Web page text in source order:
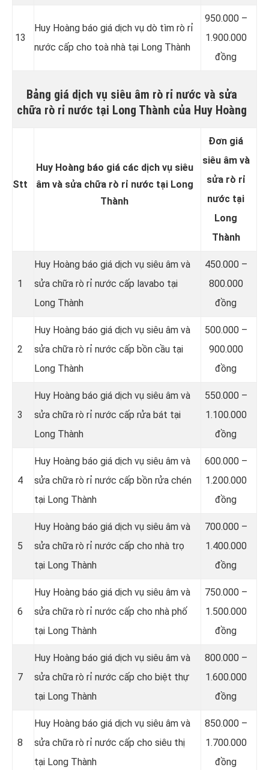
13
Huy Hoàng báo giá dịch vụ dò tìm rò rỉ
nước cấp cho toà nhà tại Long Thành
950.000 –
1.900.000
đồng
Bảng giá dịch vụ siêu âm rò rỉ nước và sửa
chữa rò rỉ nước tại Long Thành của Huy Hoàng
Stt
Huy Hoàng báo giá các dịch vụ siêu
âm và sửa chữa rò rỉ nước tại Long
Thành
Đơn giá
siêu âm và
sửa rò rỉ
nước tại
Long
Thành
1
Huy Hoàng báo giá dịch vụ siêu âm và
sửa chữa rò rỉ nước cấp lavabo tại
Long Thành
450.000 –
800.000
đồng
2
Huy Hoàng báo giá dịch vụ siêu âm và
sửa chữa rò rỉ nước cấp bồn cầu tại
Long Thành
500.000 –
900.000
đồng
3
Huy Hoàng báo giá dịch vụ siêu âm và
sửa chữa rò rỉ nước cấp rửa bát tại
Long Thành
550.000 –
1.100.000
đồng
4
Huy Hoàng báo giá dịch vụ siêu âm và
sửa chữa rò rỉ nước cấp bồn rửa chén
tại Long Thành
600.000 –
1.200.000
đồng
5
Huy Hoàng báo giá dịch vụ siêu âm và
sửa chữa rò rỉ nước cấp cho nhà trọ
tại Long Thành
700.000 –
1.400.000
đồng
6
Huy Hoàng báo giá dịch vụ siêu âm và
sửa chữa rò rỉ nước cấp cho nhà phố
tại Long Thành
750.000 –
1.500.000
đồng
7
Huy Hoàng báo giá dịch vụ siêu âm và
sửa chữa rò rỉ nước cấp cho biệt thự
tại Long Thành
800.000 –
1.600.000
đồng
8
Huy Hoàng báo giá dịch vụ siêu âm và
sửa chữa rò rỉ nước cấp cho siêu thị
tại Long Thành
850.000 –
1.700.000
đồng